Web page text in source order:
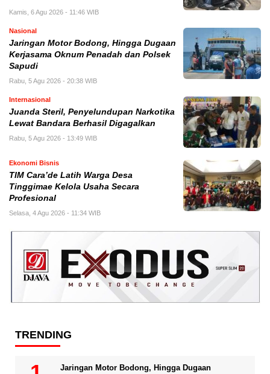
Kamis, 6 Agu 2026 - 11:46 WIB
Nasional
Jaringan Motor Bodong, Hingga Dugaan
Kerjasama Oknum Penadah dan Polsek
Sapudi
Rabu, 5 Agu 2026 - 20:38 WIB
Internasional
Juanda Steril, Penyelundupan Narkotika
Lewat Bandara Berhasil Digagalkan
Rabu, 5 Agu 2026 - 13:49 WIB
Ekonomi Bisnis
TIM Cara’de Latih Warga Desa
Tinggimae Kelola Usaha Secara
Profesional
Selasa, 4 Agu 2026 - 11:34 WIB
TRENDING
Jaringan Motor Bodong, Hingga Dugaan